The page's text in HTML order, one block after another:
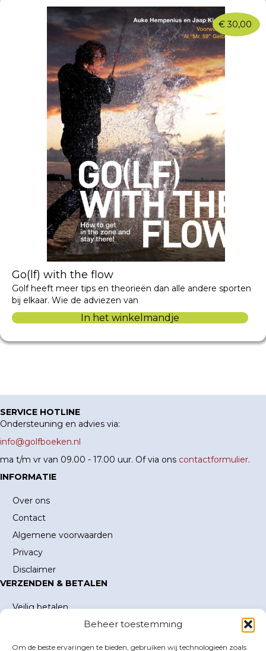
Beheer toestemming
Om de beste ervaringen te bieden, gebruiken wij technologieën zoals
€ 30,00
Go(lf) with the flow
Golf heeft meer tips en theorieën dan alle andere sporten
bij elkaar. Wie de adviezen van
In het winkelmandje
SERVICE HOTLINE
Ondersteuning en advies via:
info@golfboeken.nl
ma t/m vr van 09.00 - 17.00 uur. Of via ons contactformulier.
INFORMATIE
Over ons
Contact
Algemene voorwaarden
Privacy
Disclaimer
VERZENDEN & BETALEN
Veilig betalen
Verzending en verzendkosten